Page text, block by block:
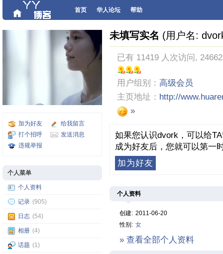
首页 华人论坛 帮助
加为好友
给我留言
打个招呼
发送消息
违规举报
个人菜单
个人资料
记录 (905)
日志 (54)
相册 (4)
话题 (1)
未填写实名 (用户名:
已有 11419 人次访问,
用户组别： 高级会员
主页地址： http://
»
如果您认识dvork，可以给
成为好友后，您就可以第一
加为好友
个人资料
创建: 2011-06-20
性别: 女
» 查看全部个人资料